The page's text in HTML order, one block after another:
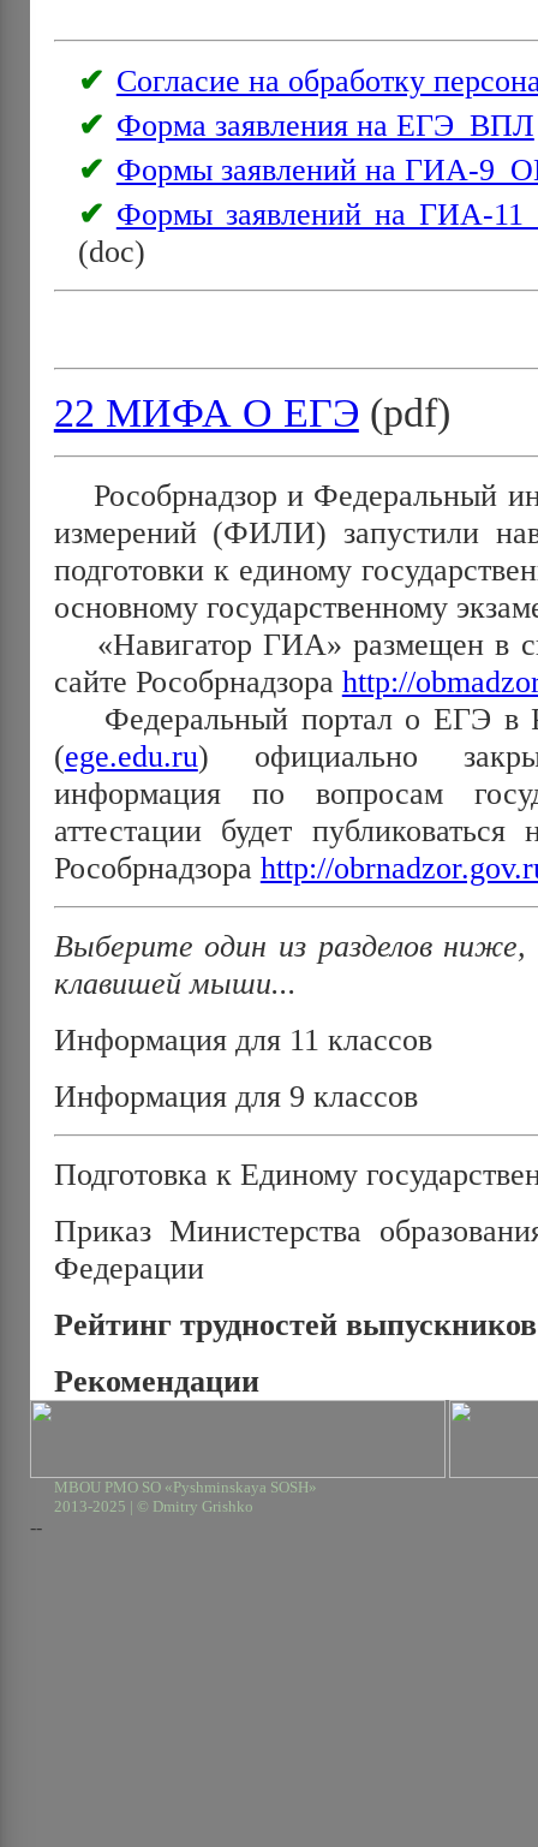
Согласие на обработку
Форма заявления на ЕГЭ_ВПЛ
Формы заявлений на ГИА-
Формы заявлений на ГИА-
(doc)
22 МИФА О ЕГЭ (pdf)
Рособрнадзор и Федеральный
измерений (ФИЛИ) запустили
подготовки к единому
основному государственному
«Навигатор ГИА» размещен в
сайте Рособрнадзора http://
Федеральный портал о ЕГЭ в
(ege.edu.ru) официально
информация по вопросам
аттестации будет
Рособрнадзора http://
Выберите один из разделов ниже,
клавишей мыши...
Информация для 11 классов
Информация для 9 классов
Подготовка к Единому
Приказ Министерства
Федерации
Рейтинг трудностей выпускников
Рекомендации
MBOU PMO SO «Pyshminskaya SOSH»
2013-2025 | © Dmitry Grishko
--